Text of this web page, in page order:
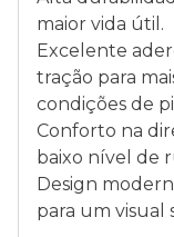
maior vida útil.
Excelente
tração para
condições de
Conforto na
baixo nível de
Design
para um visual